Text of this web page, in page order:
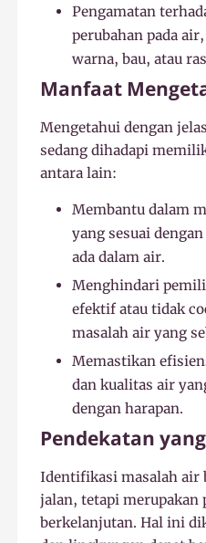
Pengamatan
perubahan pada
warna, bau, atau
Manfaat
Mengetahui dengan
sedang dihadapi
antara lain:
Membantu dalam
yang sesuai
ada dalam air.
Menghindari
efektif atau tidak
masalah air yang
Memastikan
dan kualitas air
dengan harapan.
Pendekatan
Identifikasi masalah air
jalan, tetapi merupakan
berkelanjutan. Hal ini